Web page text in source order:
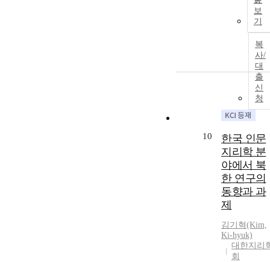
보
기
복
사/
대
출
신
청
10
한국 인문
지리학 분
야에서 북
한 연구의
동향과 과
제
김기혁(Kim,
Ki-hyuk)
대한지리
회